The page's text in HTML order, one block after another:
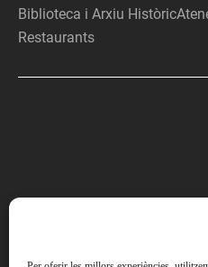
Biblioteca i Arxiu Històric
Restaurants